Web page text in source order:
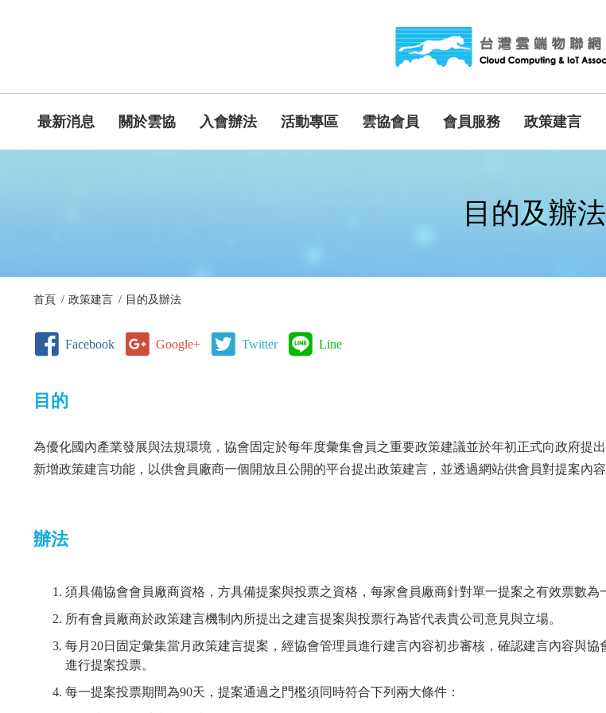
最新消息 關於雲協 入會辦法 活動專區 雲協會員 會員服務 政策建言
目的及辦法
首頁 政策建言 目的及辦法
Facebook Google+ Twitter Line
目的
為優化國內產業發展與法規環境，協會固定於每年度彙集會員之重要政策建議並於年初正式向政府提
新增政策建言功能，以供會員廠商一個開放且公開的平台提出政策建言，並透過網站供會員對提案內
辦法
須具備協會會員廠商資格，方具備提案與投票之資格，每家會員廠商針對單一提案之有效票數為
所有會員廠商於政策建言機制內所提出之建言提案與投票行為皆代表貴公司意見與立場。
每月20日固定彙集當月政策建言提案，經協會管理員進行建言內容初步審核，確認建言內容與
進行提案投票。
每一提案投票期間為90天，提案通過之門檻須同時符合下列兩大條件：